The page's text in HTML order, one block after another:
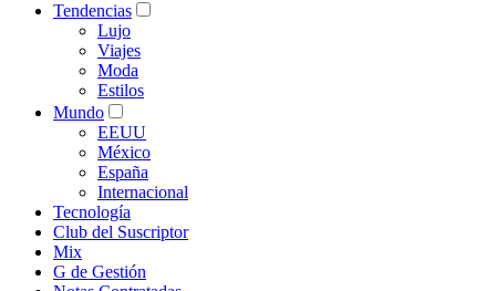
Tendencias
Lujo
Viajes
Moda
Estilos
Mundo
EEUU
México
España
Internacional
Tecnología
Club del Suscriptor
Mix
G de Gestión